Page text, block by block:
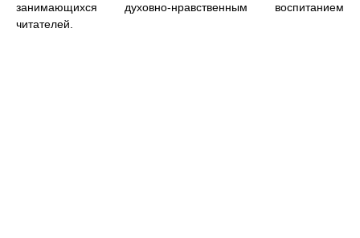
занимающихся духовно-нравственным воспитанием
читателей.